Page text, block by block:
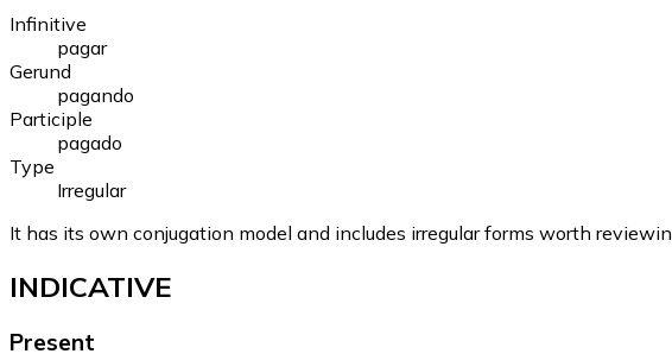
Infinitive
pagar
Gerund
pagando
Participle
pagado
Type
Irregular
It has its own conjugation model and includes irregular forms worth
INDICATIVE
Present